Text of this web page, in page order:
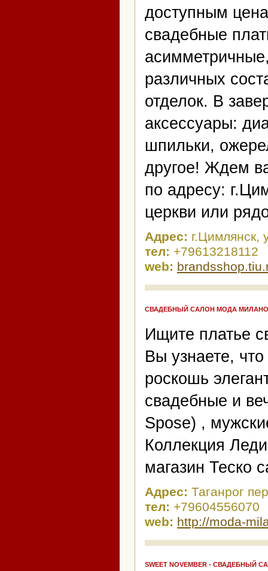
доступным
свадебные
различных
отделок. В
аксессуары:
шпильки,
другое! Ждем
по адресу:
церкви или
Адрес: г.Цимлянск,
тел: +79613218112
web:
СВАДЕБНЫЙ САЛОН МОДА МИЛАНО
Ищите платье
Вы узнаете,
роскошь
свадебные и
Spose) ,
Коллекция
магазин Теско
Адрес: Таганрог
тел: +79604556070
web: http://moda-
SWEET NOVEMBER - СВАДЕБНЫЙ